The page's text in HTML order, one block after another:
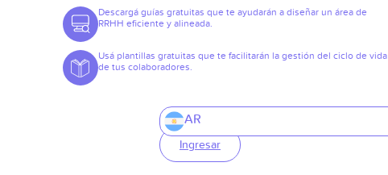
Descargá guías gratuitas que te ayudarán a diseñar un área de
RRHH eficiente y alineada.
Usá plantillas gratuitas que te facilitarán la gestión del ciclo de vida
de tus colaboradores.
AR
Ingresar